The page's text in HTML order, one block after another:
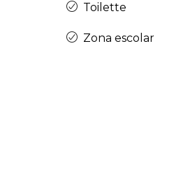
Toilette
Zona escolar